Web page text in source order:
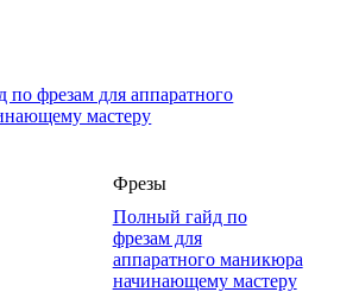
Фрезы
Полный гайд по
фрезам для
аппаратного маникюра
начинающему мастеру